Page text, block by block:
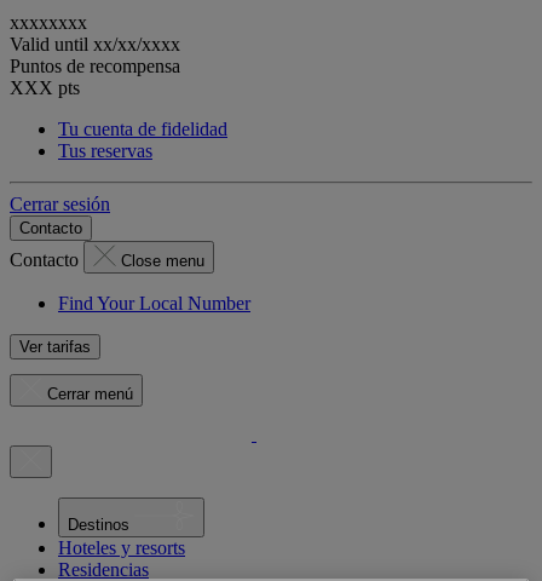
xxxxxxxx
Valid until xx/xx/xxxx
Puntos de recompensa
XXX pts
Tu cuenta de fidelidad
Tus reservas
Cerrar sesión
Contacto
Contacto Close menu
Find Your Local Number
Ver tarifas
Cerrar menú
Destinos
Hoteles y resorts
Residencias